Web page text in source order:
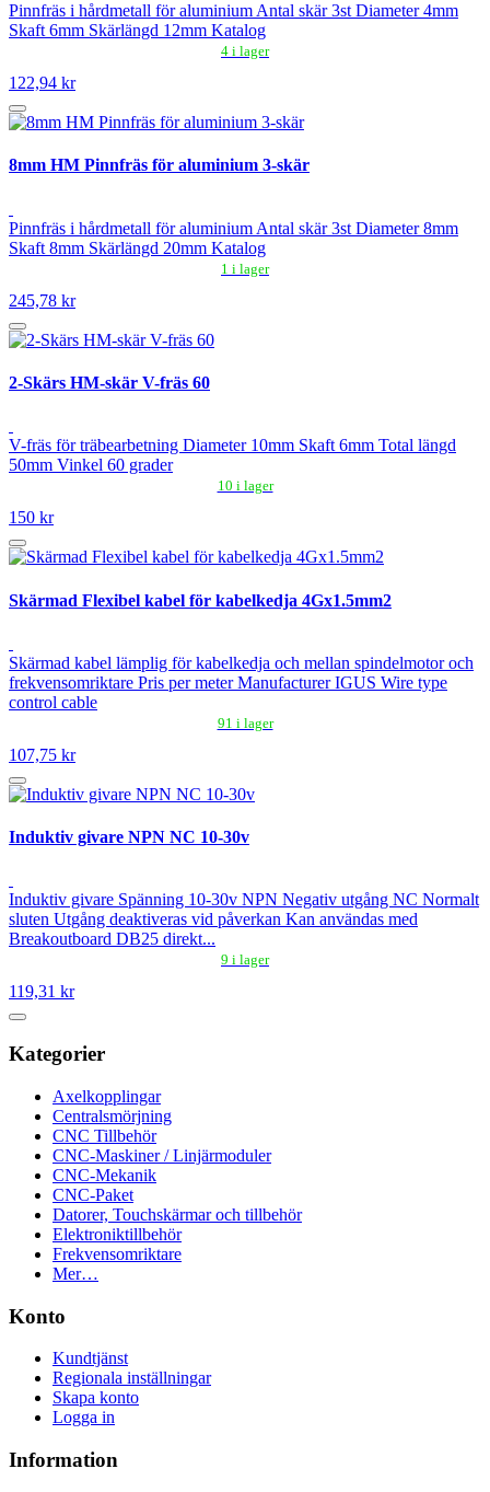
Pinnfräs i hårdmetall för aluminium Antal skär 3st Diameter 4mm
Skaft 6mm Skärlängd 12mm Katalog
4 i lager
122,94 kr
8mm HM Pinnfräs för aluminium 3-skär
Pinnfräs i hårdmetall för aluminium Antal skär 3st Diameter 8mm
Skaft 8mm Skärlängd 20mm Katalog
1 i lager
245,78 kr
2-Skärs HM-skär V-fräs 60
V-fräs för träbearbetning Diameter 10mm Skaft 6mm Total längd
50mm Vinkel 60 grader
10 i lager
150 kr
Skärmad Flexibel kabel för kabelkedja 4Gx1.5mm2
Skärmad kabel lämplig för kabelkedja och mellan spindelmotor och
frekvensomriktare Pris per meter Manufacturer IGUS Wire type
control cable
91 i lager
107,75 kr
Induktiv givare NPN NC 10-30v
Induktiv givare Spänning 10-30v NPN Negativ utgång NC Normalt
sluten Utgång deaktiveras vid påverkan Kan användas med
Breakoutboard DB25 direkt...
9 i lager
119,31 kr
Kategorier
Axelkopplingar
Centralsmörjning
CNC Tillbehör
CNC-Maskiner / Linjärmoduler
CNC-Mekanik
CNC-Paket
Datorer, Touchskärmar och tillbehör
Elektroniktillbehör
Frekvensomriktare
Mer…
Konto
Kundtjänst
Regionala inställningar
Skapa konto
Logga in
Information